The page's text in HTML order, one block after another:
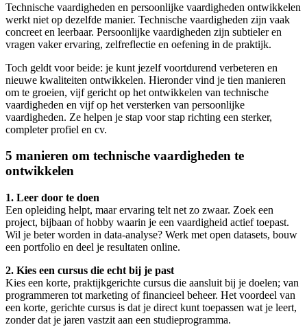
Technische vaardigheden en persoonlijke vaardigheden ontwikkelen
werkt niet op dezelfde manier. Technische vaardigheden zijn vaak
concreet en leerbaar. Persoonlijke vaardigheden zijn subtieler en
vragen vaker ervaring, zelfreflectie en oefening in de praktijk.
Toch geldt voor beide: je kunt jezelf voortdurend verbeteren en
nieuwe kwaliteiten ontwikkelen. Hieronder vind je tien manieren
om te groeien, vijf gericht op het ontwikkelen van technische
vaardigheden en vijf op het versterken van persoonlijke
vaardigheden. Ze helpen je stap voor stap richting een sterker,
completer profiel en cv.
5 manieren om technische vaardigheden te
ontwikkelen
1. Leer door te doen
Een opleiding helpt, maar ervaring telt net zo zwaar. Zoek een
project, bijbaan of hobby waarin je een vaardigheid actief toepast.
Wil je beter worden in data-analyse? Werk met open datasets, bouw
een portfolio en deel je resultaten online.
2. Kies een cursus die echt bij je past
Kies een korte, praktijkgerichte cursus die aansluit bij je doelen; van
programmeren tot marketing of financieel beheer. Het voordeel van
een korte, gerichte cursus is dat je direct kunt toepassen wat je leert,
zonder dat je jaren vastzit aan een studieprogramma.